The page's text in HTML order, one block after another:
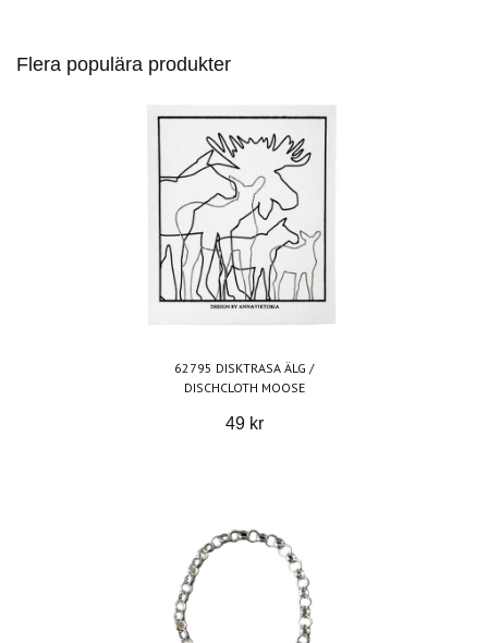
Flera populära produkter
62795 DISKTRASA ÄLG /
DISCHCLOTH MOOSE
49 kr